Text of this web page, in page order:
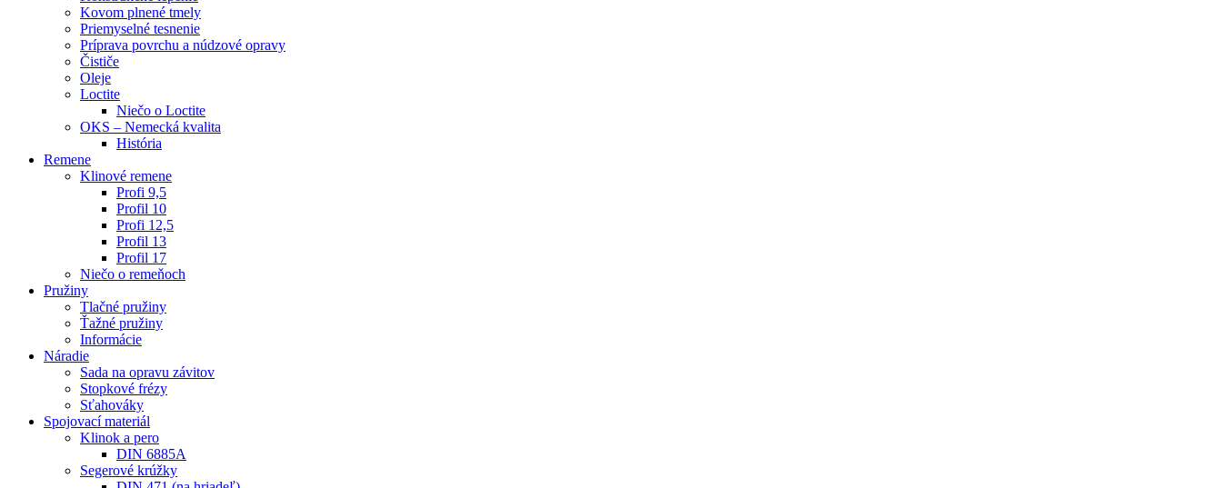
Kovom plnené tmely
Priemyselné tesnenie
Príprava povrchu a núdzové opravy
Čističe
Oleje
Loctite
Niečo o Loctite
OKS – Nemecká kvalita
História
Remene
Klinové remene
Profi 9,5
Profil 10
Profi 12,5
Profil 13
Profil 17
Niečo o remeňoch
Pružiny
Tlačné pružiny
Ťažné pružiny
Informácie
Náradie
Sada na opravu závitov
Stopkové frézy
Sťahováky
Spojovací materiál
Klinok a pero
DIN 6885A
Segerové krúžky